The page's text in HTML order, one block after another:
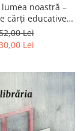
noastră –
cărți educative
copii
Lei
Lei